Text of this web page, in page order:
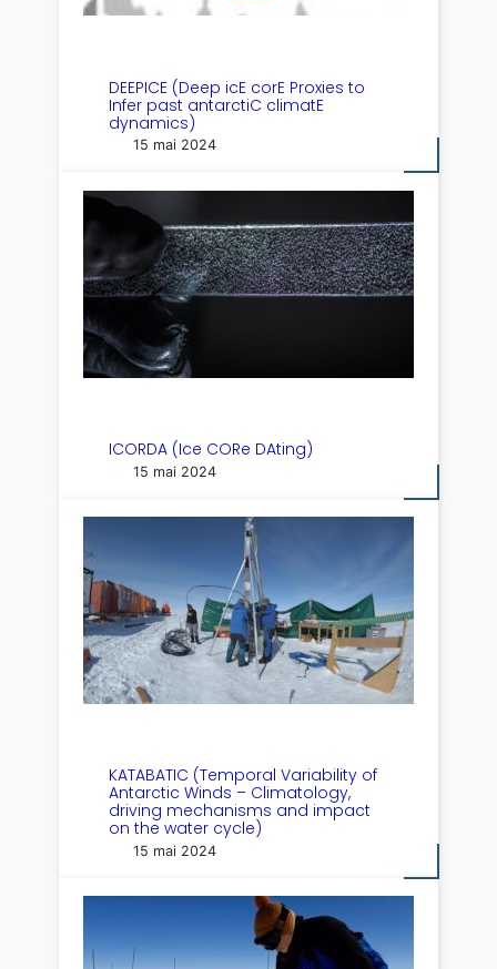
DEEPICE (Deep icE corE Proxies to
Infer past antarctiC climatE
dynamics)
15 mai 2024
ICORDA (Ice CORe DAting)
15 mai 2024
KATABATIC (Temporal Variability of
Antarctic Winds – Climatology,
driving mechanisms and impact
on the water cycle)
15 mai 2024